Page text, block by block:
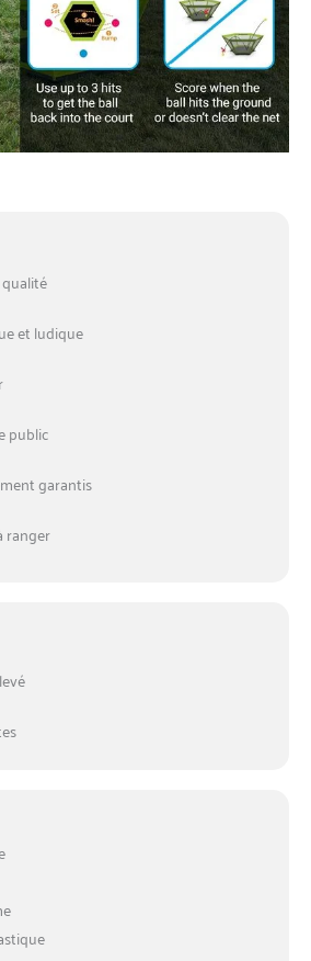
et ludique
public
garantis
ranger